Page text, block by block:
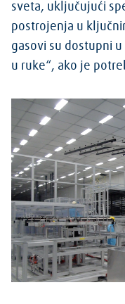
sveta, uključujući
postrojenja u
gasovi su dostupni
u ruke“, ako je